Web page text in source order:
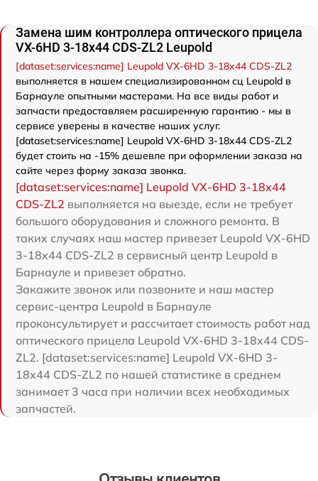
Замена шим контроллера оптического прицела
VX-6HD 3-18x44 CDS-ZL2 Leupold
[dataset:services:name] Leupold VX-6HD 3-18x44 CDS-ZL2
выполняется в нашем специализированном сц Leupold в
Барнауле опытными мастерами. На все виды работ и
запчасти предоставляем расширенную гарантию - мы в
сервисе уверены в качестве наших услуг.
[dataset:services:name] Leupold VX-6HD 3-18x44 CDS-ZL2
будет стоить на -15% дешевле при оформлении заказа на
сайте через форму заказа звонка.
[dataset:services:name] Leupold VX-6HD 3-18x44
CDS-ZL2 выполняется на выезде, если не требует
большого оборудования и сложного ремонта. В
таких случаях наш мастер привезет Leupold VX-6HD
3-18x44 CDS-ZL2 в сервисный центр Leupold в
Барнауле и привезет обратно.
Закажите звонок или позвоните и наш мастер
сервис-центра Leupold в Барнауле
проконсультирует и рассчитает стоимость работ над
оптического прицела Leupold VX-6HD 3-18x44 CDS-
ZL2. [dataset:services:name] Leupold VX-6HD 3-
18x44 CDS-ZL2 по нашей статистике в среднем
занимает 3 часа при наличии всех необходимых
запчастей.